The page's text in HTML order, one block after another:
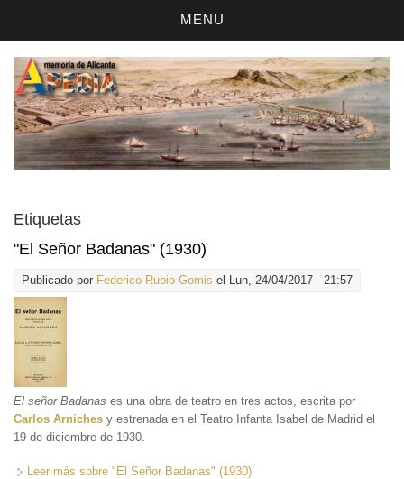
MENU
Etiquetas
"El Señor Badanas" (1930)
Publicado por Federico Rubio Gomis el Lun, 24/04/2017 - 21:57
El señor Badanas es una obra de teatro en tres actos, escrita por
Carlos Arniches y estrenada en el Teatro Infanta Isabel de Madrid el
19 de diciembre de 1930.
Leer más sobre "El Señor Badanas" (1930)